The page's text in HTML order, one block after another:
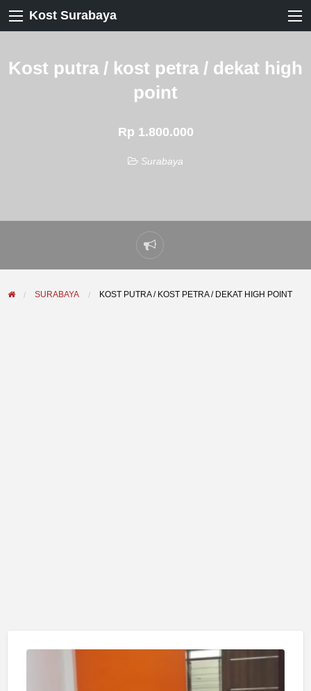
Kost Surabaya
Kost putra / kost petra / dekat high
point
Rp 1.800.000
Surabaya
Laporkan
masalah
SURABAYA KOST PUTRA / KOST PETRA / DEKAT HIGH POINT